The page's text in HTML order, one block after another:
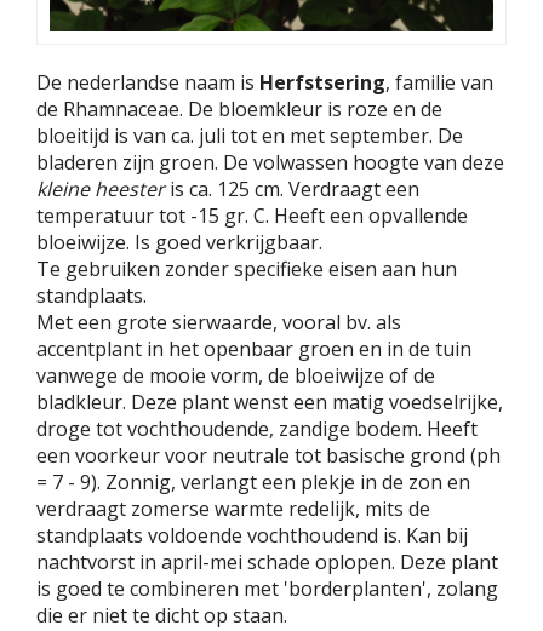
De nederlandse naam is Herfstsering, familie van
de Rhamnaceae. De bloemkleur is roze en de
bloeitijd is van ca. juli tot en met september. De
bladeren zijn groen. De volwassen hoogte van deze
kleine heesteris ca. 125 cm. Verdraagt een
temperatuur tot -15 gr. C. Heeft een opvallende
bloeiwijze. Is goed verkrijgbaar.
Te gebruiken zonder specifieke eisen aan hun
standplaats.
Met een grote sierwaarde, vooral bv. als
accentplant in het openbaar groen en in de tuin
vanwege de mooie vorm, de bloeiwijze of de
bladkleur. Deze plant wenst een matig voedselrijke,
droge tot vochthoudende, zandige bodem. Heeft
een voorkeur voor neutrale tot basische grond (ph
= 7 - 9). Zonnig, verlangt een plekje in de zon en
verdraagt zomerse warmte redelijk, mits de
standplaats voldoende vochthoudend is. Kan bij
nachtvorst in april-mei schade oplopen. Deze plant
is goed te combineren met 'borderplanten', zolang
die er niet te dicht op staan.